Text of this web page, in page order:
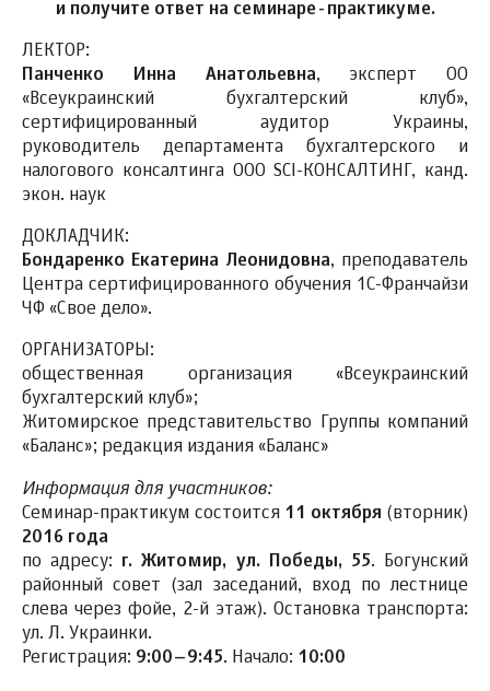
и получите ответ на семинаре-практикуме.
ЛЕКТОР:
Панченко Инна Анатольевна, эксперт ОО
«Всеукраинский бухгалтерский клуб»,
сертифицированный аудитор Украины,
руководитель департамента бухгалтерского и
налогового консалтинга ООО SCI-КОНСАЛТИНГ, канд.
экон. наук
ДОКЛАДЧИК:
Бондаренко Екатерина Леонидовна, преподаватель
Центра сертифицированного обучения 1С-Франчайзи
ЧФ «Свое дело».
ОРГАНИЗАТОРЫ:
общественная организация «Всеукраинский
бухгалтерский клуб»;
Житомирское представительство Группы компаний
«Баланс»; редакция издания «Баланс»
Информация для участников:
Семинар-практикум состоится 11 октября (вторник)
2016 года
по адресу: г. Житомир, ул. Победы, 55. Богунский
районный совет (зал заседаний, вход по лестнице
слева через фойе, 2-й этаж). Остановка транспорта:
ул. Л. Украинки.
Регистрация: 9:00–9:45. Начало: 10:00